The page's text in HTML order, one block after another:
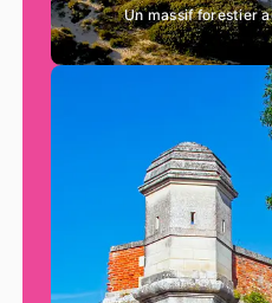
Un massif forestier